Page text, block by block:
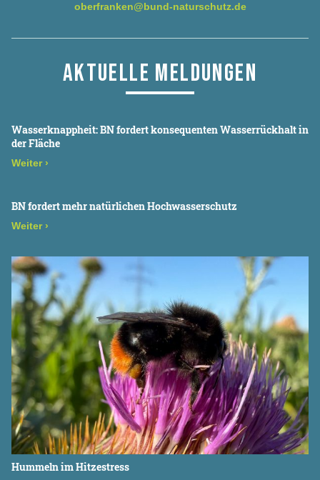
oberfranken@bund-naturschutz.de
AKTUELLE MELDUNGEN
Wasserknappheit: BN fordert konsequenten Wasserrückhalt in
der Fläche
Weiter ›
BN fordert mehr natürlichen Hochwasserschutz
Weiter ›
Hummeln im Hitzestress